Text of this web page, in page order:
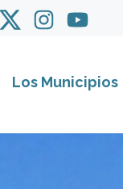
Los Municipios